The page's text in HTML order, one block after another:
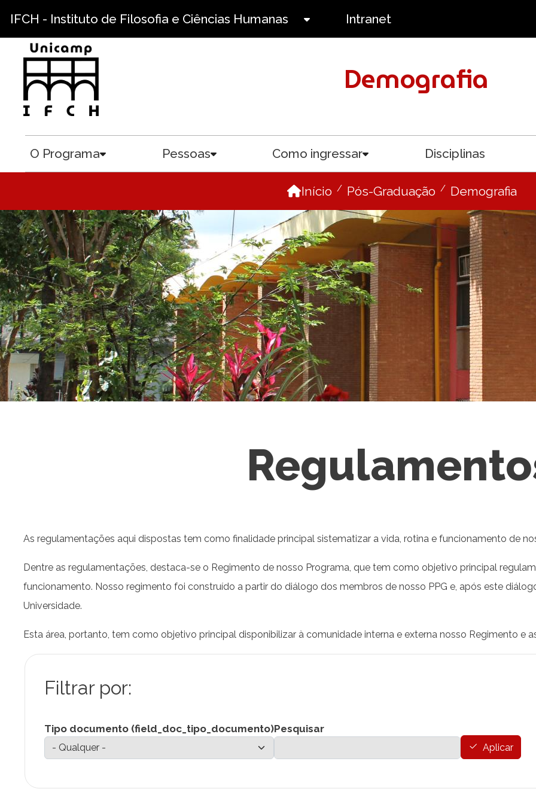
IFCH - Instituto de Filosofia e Ciências Humanas Intranet
Demografia
O Programa Pessoas Como ingressar Disciplinas
Início Pós-Graduação Demografia
As regulamentações aqui dispostas tem como finalidade principal sistematizar a vida, rotina e funcionamento de
Dentre as regulamentações, destaca-se o Regimento de nosso Programa, que tem como objetivo principal
funcionamento. Nosso regimento foi construído a partir do diálogo dos membros de nosso PPG e, após este
Universidade.
Esta área, portanto, tem como objetivo principal disponibilizar à comunidade interna e externa nosso Regimento e
Tipo documento (field_doc_tipo_documento)Pesquisar
Aplicar